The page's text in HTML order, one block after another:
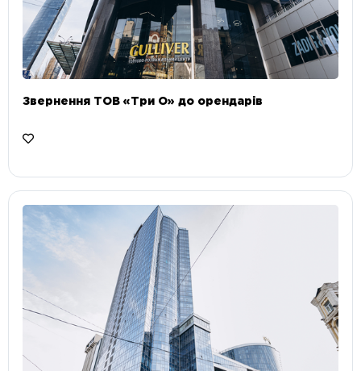
Звернення ТОВ «Три О» до орендарів